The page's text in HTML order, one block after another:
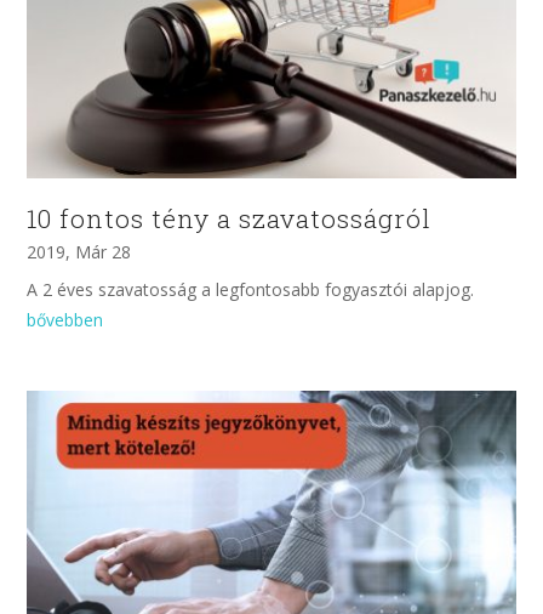
10 fontos tény a szavatosságról
2019, Már 28
A 2 éves szavatosság a legfontosabb fogyasztói alapjog.
bővebben